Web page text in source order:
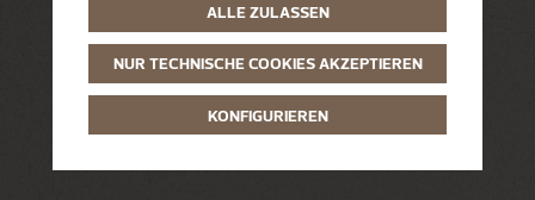
ALLE ZULASSEN
NUR TECHNISCHE COOKIES AKZEPTIEREN
KONFIGURIEREN